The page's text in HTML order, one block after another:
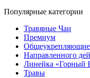
Популярные категории
Травяные Чаи
Премиум
Общеукрепляющие
Направленного
Линейка «Горный
Травы